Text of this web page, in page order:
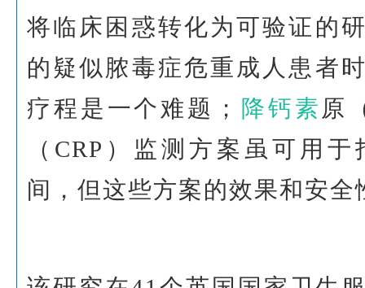
将临床困惑转化为可验证的
的疑似脓毒症危重成人患者
疗程是一个难题； 降钙素 原
（CRP）监测方案虽可用
间，但这些方案的效果和安